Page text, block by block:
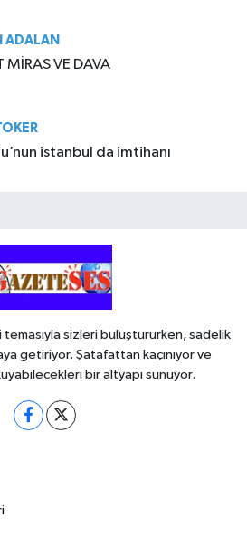
ADALAN
MİRAS VE DAVA
istanbul da imtihanı
sizleri buluştururken, sadelik
getiriyor. Şatafattan kaçınıyor ve
bir altyapı sunuyor.